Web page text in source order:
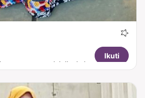
Ikuti